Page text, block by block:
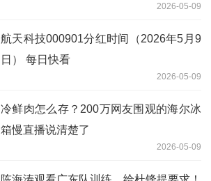
2026-05-09
航天科技000901分红时间（2026年5月9
日） 每日快看
2026-05-09
冷鲜肉怎么存？200万网友围观的海尔冰
箱慢直播说清楚了
2026-05-09